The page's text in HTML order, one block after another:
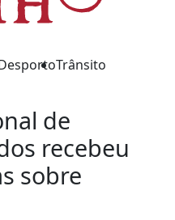
Trânsito
de
recebeu
sobre